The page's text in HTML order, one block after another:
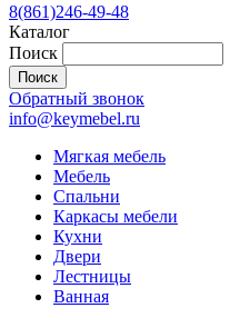
8(861)246-49-48
Каталог
Поиск
Обратный звонок
info@keymebel.ru
Мягкая мебель
Мебель
Спальни
Каркасы мебели
Кухни
Двери
Лестницы
Ванная